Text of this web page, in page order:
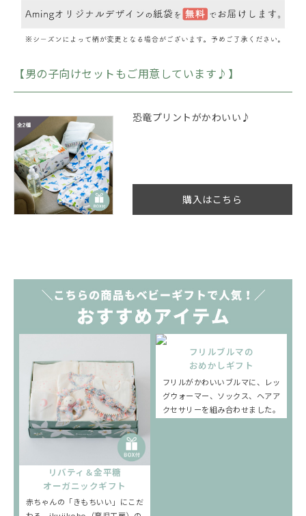
【男の子向けセットもご用意しています♪】
恐竜プリントがかわいい♪
購入はこちら
リバティ＆金平糖
オーガニックギフト
赤ちゃんの「きもちいい」にこだ
フリルブルマの
おめかしギフト
フリルがかわいいブルマに、レッ
グウォーマー、ソックス、ヘアア
クセサリーを組み合わせました。